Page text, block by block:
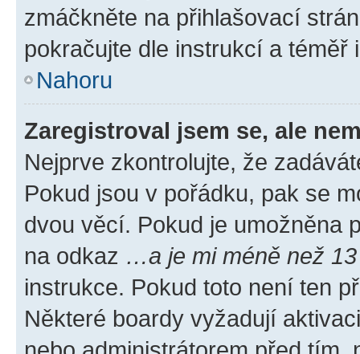
zmáčkněte na přihlašovací
pokračujte dle instrukcí a téměř
Nahoru
Zaregistroval jsem se, ale
Nejprve zkontrolujte, že
Pokud jsou v pořádku, pak se
dvou věcí. Pokud je umožněna
na odkaz …a je mi méně než
instrukce. Pokud toto není ten
Některé boardy vyžadují